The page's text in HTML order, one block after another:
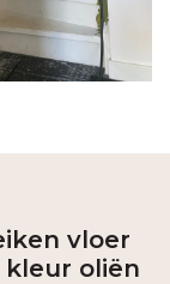
vloer
oliën